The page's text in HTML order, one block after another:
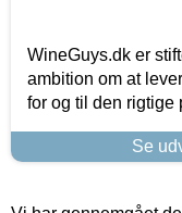
WineGuys.dk er
ambition om at
for og til den rigtige
Se